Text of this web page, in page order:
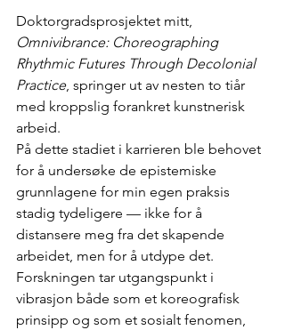
Doktorgradsprosjektet mitt,
Omnivibrance: Choreographing
Rhythmic Futures Through Decolonial
Practice, springer ut av nesten to tiår
med kroppslig forankret kunstnerisk
arbeid.
På dette stadiet i karrieren ble behovet
for å undersøke de epistemiske
grunnlagene for min egen praksis
stadig tydeligere — ikke for å
distansere meg fra det skapende
arbeidet, men for å utdype det.
Forskningen tar utgangspunkt i
vibrasjon både som et koreografisk
prinsipp og som et sosialt fenomen,